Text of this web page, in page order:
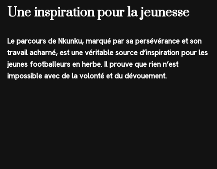
Une inspiration pour la jeunesse
Le parcours de Nkunku, marqué par sa persévérance et son
travail acharné, est une véritable source d’inspiration pour les
jeunes footballeurs en herbe. Il prouve que rien n’est
impossible avec de la volonté et du dévouement.